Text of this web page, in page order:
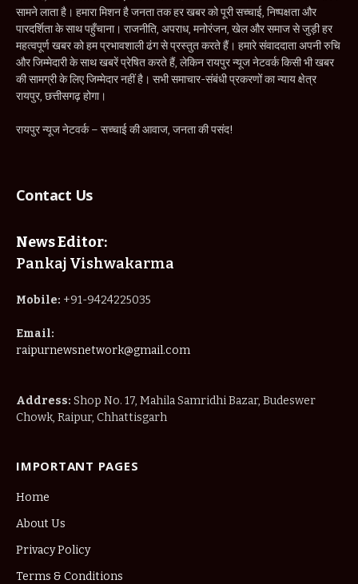
सामने लाता है। हमारा मिशन है जनता तक हर खबर को पूरी सच्चाई, निष्पक्षता और
पारदर्शिता के साथ पहुँचाना। राजनीति, अपराध, मनोरंजन, खेल और समाज से जुड़ी हर
महत्वपूर्ण खबर को हम प्रभावशाली ढंग से प्रस्तुत करते हैं। हमारे संवाददाता अपनी रुचि
और जिम्मेदारी के साथ खबरें प्रेषित करते हैं, लेकिन रायपुर न्यूज नेटवर्क किसी भी खबर
की सामग्री के लिए जिम्मेदार नहीं है। सभी समाचार-संबंधी प्रकरणों का न्याय क्षेत्र
रायपुर, छत्तीसगढ़ होगा।
रायपुर न्यूज नेटवर्क – सच्चाई की आवाज, जनता की पसंद!
Contact Us
News Editor:
Pankaj Vishwakarma
Mobile: +91-9424225035
Email:
raipurnewsnetwork@gmail.com
Address: Shop No. 17, Mahila Samridhi Bazar, Budeswer
Chowk, Raipur, Chhattisgarh
IMPORTANT PAGES
Home
About Us
Privacy Policy
Terms & Conditions